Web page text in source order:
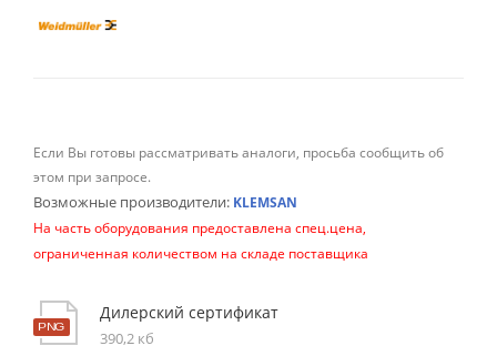
Если Вы готовы рассматривать аналоги, просьба сообщить об
этом при запросе.
Возможные производители: KLEMSAN
На часть оборудования предоставлена спец.цена,
ограниченная количеством на складе поставщика
Дилерский сертификат
390,2 кб